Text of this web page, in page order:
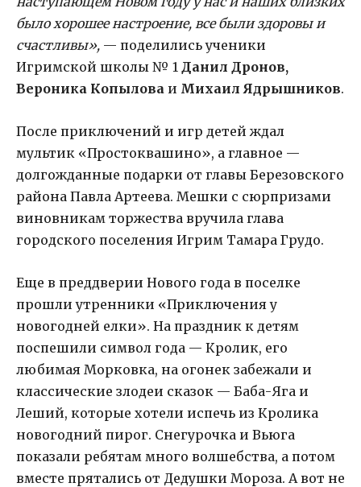
было хорошее настроение, все были здоровы и
счастливы», — поделились ученики
Игримской школы № 1 Данил Дронов,
Вероника Копылова и Михаил Ядрышников.
После приключений и игр детей ждал
мультик «Простоквашино», а главное —
долгожданные подарки от главы Березовского
района Павла Артеева. Мешки с сюрпризами
виновникам торжества вручила глава
городского поселения Игрим Тамара Грудо.
Еще в преддверии Нового года в поселке
прошли утренники «Приключения у
новогодней елки». На праздник к детям
поспешили символ года — Кролик, его
любимая Морковка, на огонек забежали и
классические злодеи сказок — Баба-Яга и
Леший, которые хотели испечь из Кролика
новогодний пирог. Снегурочка и Вьюга
показали ребятам много волшебства, а потом
вместе прятались от Дедушки Мороза. А вот не